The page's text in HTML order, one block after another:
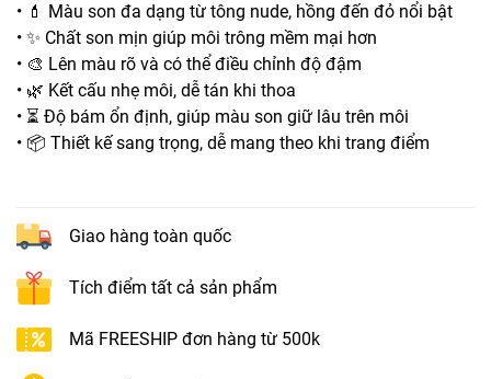
• 💄 Màu son đa dạng từ tông nude, hồng đến đỏ nổi bật
• ✨ Chất son mịn giúp môi trông mềm mại hơn
• 🎨 Lên màu rõ và có thể điều chỉnh độ đậm
• 🌿 Kết cấu nhẹ môi, dễ tán khi thoa
• ⏳ Độ bám ổn định, giúp màu son giữ lâu trên môi
• 📦 Thiết kế sang trọng, dễ mang theo khi trang điểm
Giao hàng toàn quốc
Tích điểm tất cả sản phẩm
Mã FREESHIP đơn hàng từ 500k